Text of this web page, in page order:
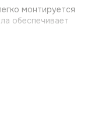
монтируется
обеспечивает
вам долгие годы,
для семей